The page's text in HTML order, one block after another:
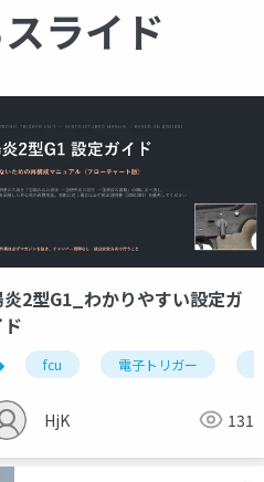
ライド
不知火商店 陽炎
炎2型G1_わかりやすい設定ガ
fcu 電子トリガー
HjK 131